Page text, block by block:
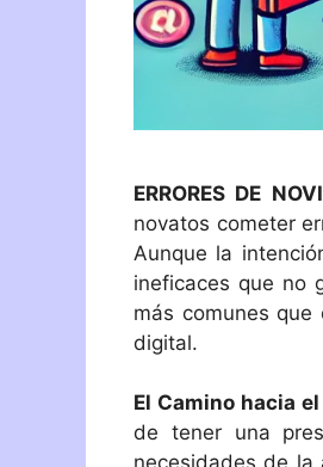
ERRORES DE
novatos cometer
Aunque la
ineficaces que no
más comunes
digital.
El Camino hacia
de tener una